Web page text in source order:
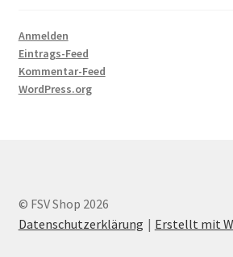
Anmelden
Eintrags-Feed
Kommentar-Feed
WordPress.org
© FSV Shop 2026
Datenschutzerklärung
Erstellt mit